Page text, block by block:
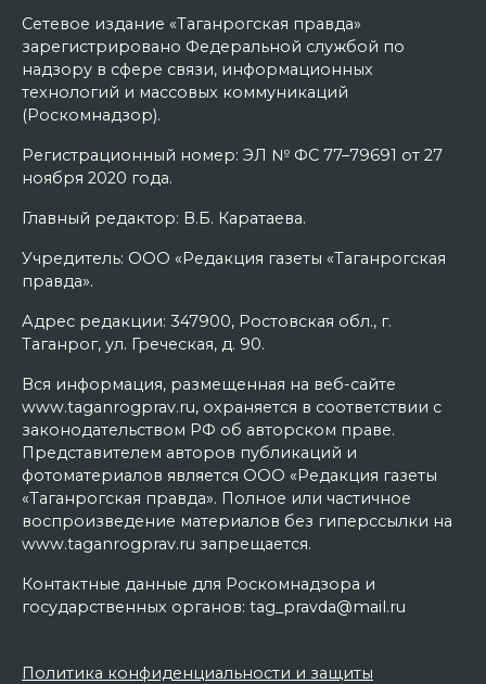
Сетевое издание «Таганрогская правда»
зарегистрировано Федеральной службой по
надзору в сфере связи, информационных
технологий и массовых коммуникаций
(Роскомнадзор).
Регистрационный номер: ЭЛ № ФС 77–79691 от 27
ноября 2020 года.
Главный редактор: В.Б. Каратаева.
Учредитель: ООО «Редакция газеты «Таганрогская
правда».
Адрес редакции: 347900, Ростовская обл., г.
Таганрог, ул. Греческая, д. 90.
Вся информация, размещенная на веб-сайте
www.taganrogprav.ru, охраняется в соответствии с
законодательством РФ об авторском праве.
Представителем авторов публикаций и
фотоматериалов является ООО «Редакция газеты
«Таганрогская правда». Полное или частичное
воспроизведение материалов без гиперссылки на
www.taganrogprav.ru запрещается.
Контактные данные для Роскомнадзора и
государственных органов: tag_pravda@mail.ru
Политика конфиденциальности и защиты